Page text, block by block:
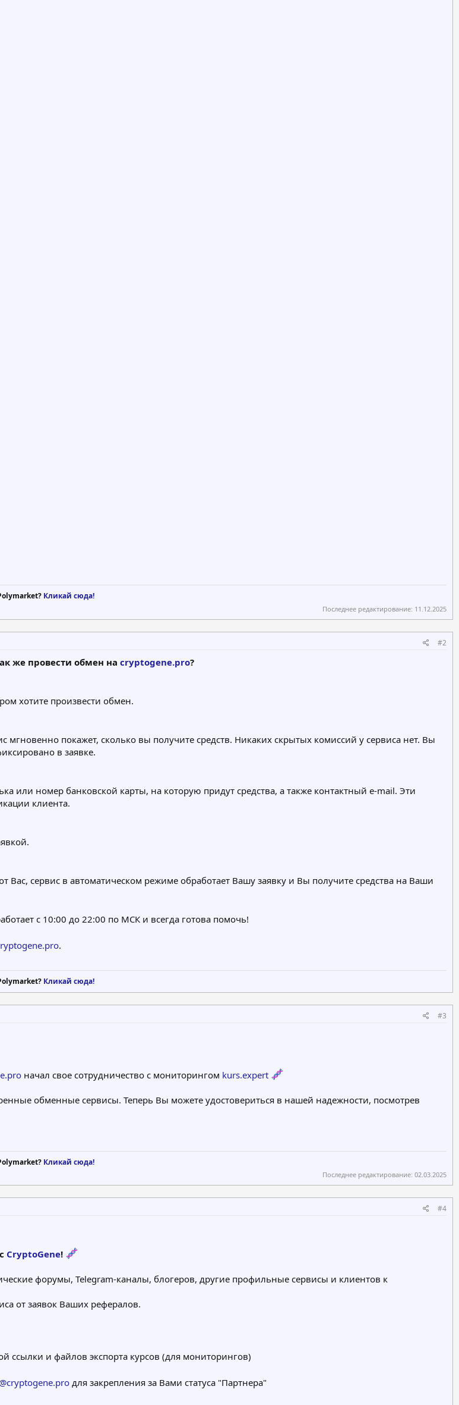
Кликай сюда!
Последнее редактирование: 11.12.2025
#2
же провести обмен на cryptogene.pro?
хотите произвести обмен.
мгновенно покажет, сколько вы получите средств. Никаких скрытых комиссий у сервиса нет. Вы
в заявке.
или номер банковской карты, на которую придут средства, а также контактный e-mail. Эти
клиента.
Вас, сервис в автоматическом режиме обработает Вашу заявку и Вы получите средства на Ваши
с 10:00 до 22:00 по МСК и всегда готова помочь!
.
Кликай сюда!
#3
начал свое сотрудничество с мониторингом kurs.expert
обменные сервисы. Теперь Вы можете удостовериться в нашей надежности, посмотрев
Кликай сюда!
Последнее редактирование: 02.03.2025
#4
CryptoGene!
форумы, Telegram-каналы, блогеров, другие профильные сервисы и клиентов к
от заявок Ваших рефералов.
ссылки и файлов экспорта курсов (для мониторингов)
для закрепления за Вами статуса "Партнера"